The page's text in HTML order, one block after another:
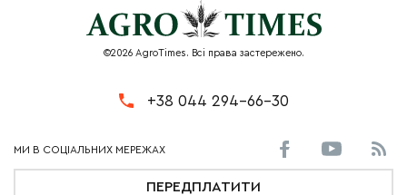
©2026 AgroTimes. Всі права застережено.
+38 044 294-66-30
ПЕРЕДПЛАТИТИ